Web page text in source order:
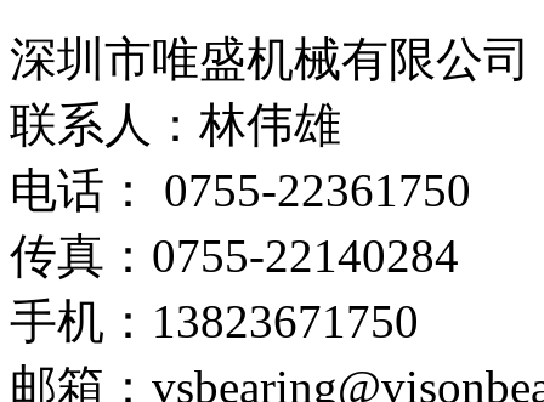
深圳市唯盛机械有限公司
联系人：林伟雄
电话： 0755-22361750
传真：0755-22140284
手机：13823671750
邮箱：